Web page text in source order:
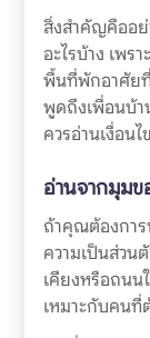
สิ่งสำคัญคืออ
อะไรบ้าง เพ
พื้นที่พักอาศัยที่
พูดถึงเพื่อนบ้า
ควรอ่านเงื่อน
อ่านจากมุม
ถ้าคุณต้องการ
ความเป็นส่วน
เคียงหรือถนน
เหมาะกับคนที่